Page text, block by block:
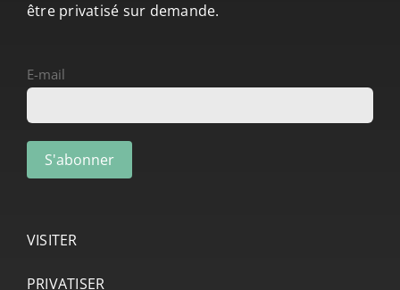
être privatisé sur demande.
E-mail
VISITER
PRIVATISER